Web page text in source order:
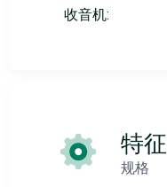
收音机:
特征
规格